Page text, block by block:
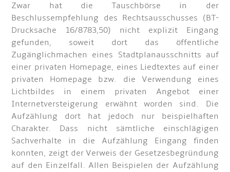
Zwar hat die Tauschbörse in der
Beschlussempfehlung des Rechtsausschusses (BT-
Drucksache 16/8783,50) nicht explizit Eingang
gefunden, soweit dort das öffentliche
Zugänglichmachen eines Stadtplanausschnitts auf
einer privaten Homepage, eines Liedtextes auf einer
privaten Homepage bzw. die Verwendung eines
Lichtbildes in einem privaten Angebot einer
Internetversteigerung erwähnt worden sind. Die
Aufzählung dort hat jedoch nur beispielhaften
Charakter. Dass nicht sämtliche einschlägigen
Sachverhalte in die Aufzählung Eingang finden
konnten, zeigt der Verweis der Gesetzesbegründung
auf den Einzelfall. Allen Beispielen der Aufzählung